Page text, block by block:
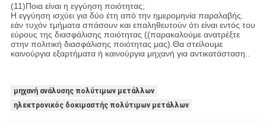
(11)Ποια είναι η εγγύηση ποιότητας;
Η εγγύηση ισχύει για δύο έτη από την ημερομηνία παραλαβής.
εάν τυχόν τμήματα σπάσουν και επαληθευτούν ότι είναι εντός του
εύρους της διασφάλισης ποιότητας ((παρακαλούμε ανατρέξτε
στην πολιτική διασφάλισης ποιότητας μας).Θα στείλουμε
καινούργια εξαρτήματα ή καινούργια μηχανή για αντικατάσταση..
μηχανή ανάλυσης πολύτιμων μετάλλων
ηλεκτρονικός δοκιμαστής πολύτιμων μετάλλων